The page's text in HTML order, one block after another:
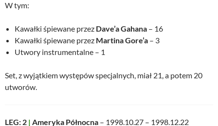
W tym:
Kawałki śpiewane przez Dave’a Gahana – 16
Kawałki śpiewane przez Martina Gore’a – 3
Utwory instrumentalne – 1
Set, z wyjątkiem występów specjalnych, miał 21, a potem 20
utworów.
LEG: 2 | Ameryka Północna – 1998.10.27 – 1998.12.22